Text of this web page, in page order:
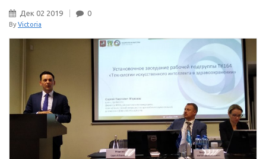
Дек 02 2019 0
By Victoria